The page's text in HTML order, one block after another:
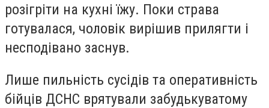
розігріти на кухні їжу. Поки страва
готувалася, чоловік вирішив прилягти і
несподівано заснув.
Лише пильність сусідів та оперативність
бійців ДСНС врятували забудькуватому